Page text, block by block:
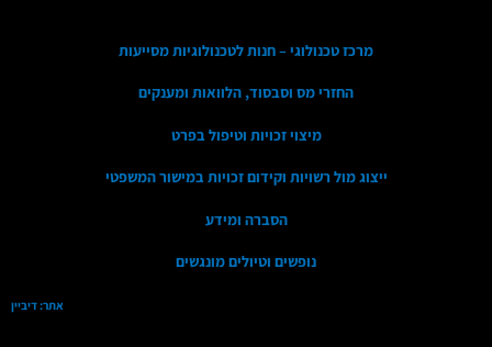
מרכז טכנולוגי – חנות לטכנולוגיות מסייעות
החזרי מס וסבסוד, הלוואות ומענקים
מיצוי זכויות וטיפול בפרט
ייצוג מול רשויות וקידום זכויות במישור המשפטי
הסברה ומידע
נופשים וטיולים מונגשים
אתר: דיביין